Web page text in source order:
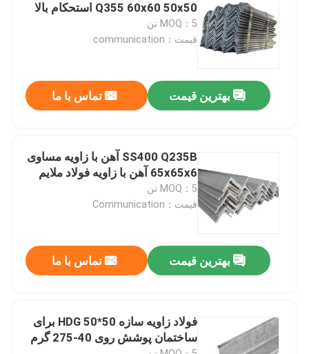
فیلم های
درباره ما
کنترل کیفیت
با ما تماس بگیرید
اخبار
کویل فولادی با روکش رنگی
Q355 60x60 50x50 استحکام بالا
MOQ：5 تن
قیمت：communication
بهترین قیمت تماس با ما
SS400 Q235B آهن با زاویه مساوی
65x65x6 آهن با زاویه فولاد ملایم
MOQ：5 تن
قیمت：Communication
بهترین قیمت تماس با ما
فولاد زاویه سازه 50*50 HDG برای
ساختمان پوشش روی 40-275 گرم